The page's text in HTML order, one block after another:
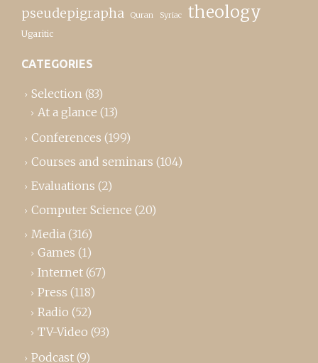
pseudepigrapha Quran Syriac theology
Ugaritic
CATEGORIES
Selection (83)
At a glance (13)
Conferences (199)
Courses and seminars (104)
Evaluations (2)
Computer Science (20)
Media (316)
Games (1)
Internet (67)
Press (118)
Radio (52)
TV-Video (93)
Podcast (9)